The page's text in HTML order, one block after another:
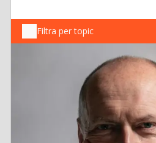
Filtra per topic